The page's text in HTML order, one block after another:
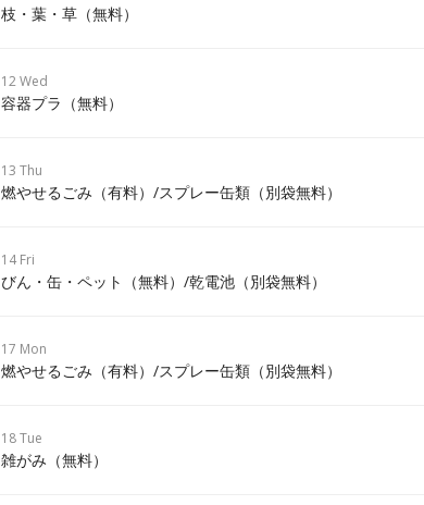
枝・葉・草（無料）
12 Wed
容器プラ（無料）
13 Thu
燃やせるごみ（有料）/スプレー缶類（別袋無料）
14 Fri
びん・缶・ペット（無料）/乾電池（別袋無料）
17 Mon
燃やせるごみ（有料）/スプレー缶類（別袋無料）
18 Tue
雑がみ（無料）